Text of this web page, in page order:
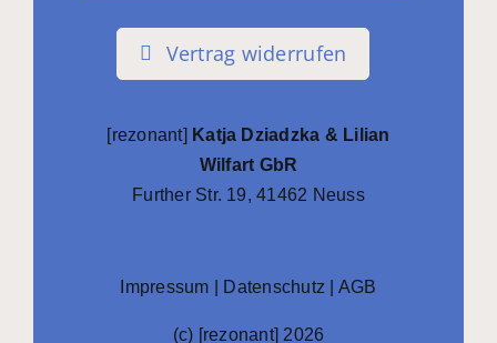
Vertrag widerrufen
[rezonant] Katja Dziadzka & Lilian
Wilfart GbR
Further Str. 19, 41462 Neuss
Impressum Datenschutz AGB
(c) [rezonant] 2026